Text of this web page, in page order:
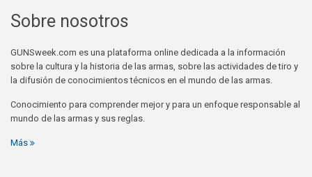
Sobre nosotros
GUNSweek.com es una plataforma online dedicada a la información
sobre la cultura y la historia de las armas, sobre las actividades de tiro y
la difusión de conocimientos técnicos en el mundo de las armas.
Conocimiento para comprender mejor y para un enfoque responsable al
mundo de las armas y sus reglas.
Más